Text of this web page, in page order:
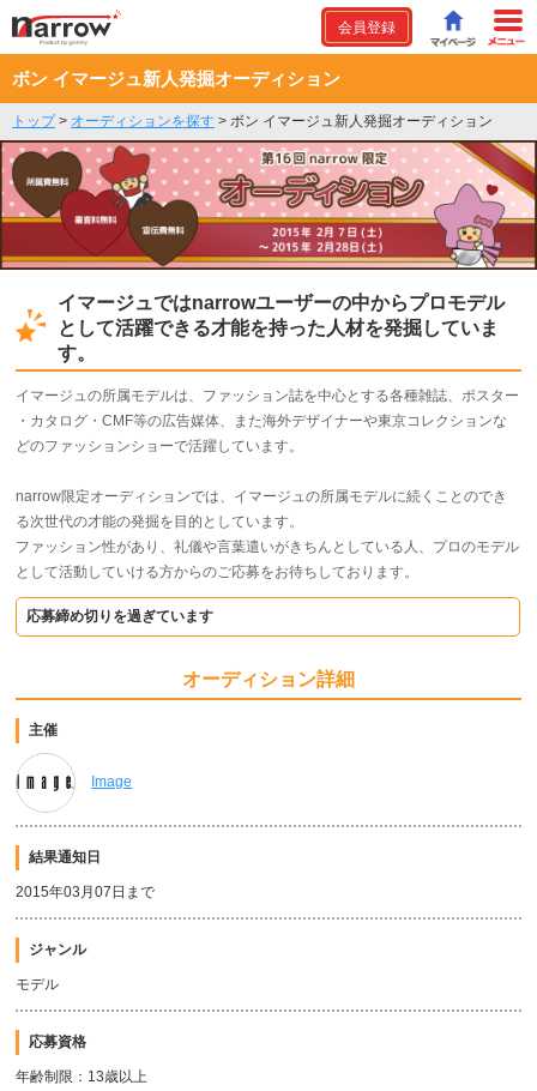
会員登録
ボン イマージュ新人発掘オーディション
トップ> オーディションを探す > ボン イマージュ新人発掘オーディション
イマージュではnarrowユーザーの中からプロモデル
として活躍できる才能を持った人材を発掘していま
す。
​イ​マ​ー​ジ​ュの所属モデル​は​、​フ​ァ​ッ​シ​ョ​ン​誌​を​中​心​と​す​る​各​種​雑​誌​、​ポ​ス​タ​ー​
・​カ​タ​ロ​グ​・​C​M​F​等​の​広​告​媒​体​、​ま​た​海​外​デ​ザ​イ​ナ​ー​や​東​京​コ​レ​ク​シ​ョ​ン​な​
ど​の​フ​ァ​ッ​シ​ョ​ン​シ​ョ​ー​で​​活​躍​し​て​い​ま​す​。
narrow限定オーディションでは、イマージュの所属モデルに続くことのでき
る次世代の才能の発掘を目的としています。
ファッ​シ​ョ​ン​性​が​あ​り​、​礼​儀​や​言​葉​遣​い​が​き​ち​ん​と​し​て​い​る​人​、プロのモデル
として活動していける方からのご応募を​お​待​ち​し​て​お​り​ま​す​。
応募締め切りを過ぎています
オーディション詳細
主催
Image
結果通知日
2015年03月07日まで
ジャンル
モデル
応募資格
年齢制限：13歳以上